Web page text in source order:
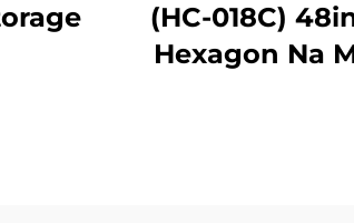
(HC-018C)
Hexagon Na